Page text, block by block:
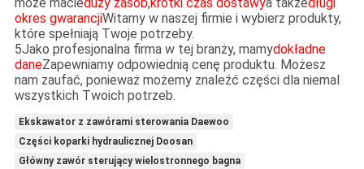
okres gwarancjiWitamy w naszej firmie i wybierz produkty,
które spełniają Twoje potrzeby.
5Jako profesjonalna firma w tej branży, mamydokładne
daneZapewniamy odpowiednią cenę produktu. Możesz
nam zaufać, ponieważ możemy znaleźć części dla niemal
wszystkich Twoich potrzeb.
Ekskawator z zawórami sterowania Daewoo
Części koparki hydraulicznej Doosan
Główny zawór sterujący wielostronnego bagna